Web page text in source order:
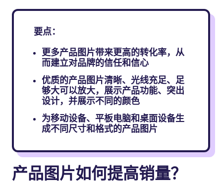
要点：
更多产品图片带来更高的转化率，从
而建立对品牌的信任和信心
优质的产品图片清晰、光线充足、足
够大可以放大，展示产品功能、突出
设计，并展示不同的颜色
为移动设备、平板电脑和桌面设备生
成不同尺寸和格式的产品图片
产品图片如何提高销量？